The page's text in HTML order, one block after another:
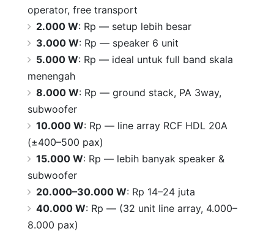
operator, free transport
2.000 W: Rp — setup lebih besar
3.000 W: Rp — speaker 6 unit
5.000 W: Rp — ideal untuk full band skala
menengah
8.000 W: Rp — ground stack, PA 3way,
subwoofer
10.000 W: Rp — line array RCF HDL 20A
(±400–500 pax)
15.000 W: Rp — lebih banyak speaker &
subwoofer
20.000–30.000 W: Rp 14–24 juta
40.000 W: Rp — (32 unit line array, 4.000–
8.000 pax)